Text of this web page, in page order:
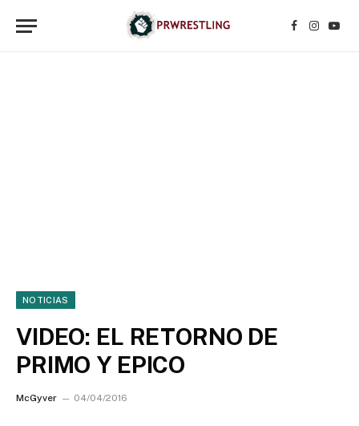
Facebook
NOTICIAS
VIDEO: EL RETORNO DE
PRIMO Y EPICO
McGyver 04/04/2016